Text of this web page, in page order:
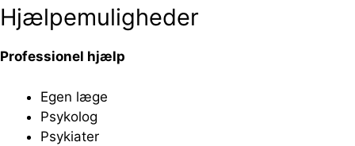
Hjælpemuligheder
Professionel hjælp
Egen læge
Psykolog
Psykiater